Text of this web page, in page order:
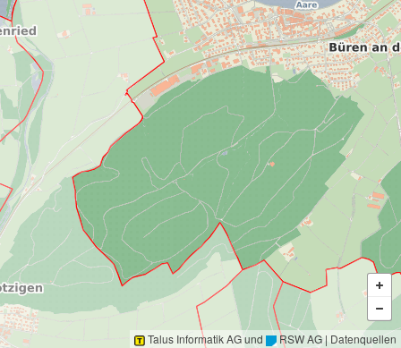
Talus Informatik AGund RSW AG | Datenquellen